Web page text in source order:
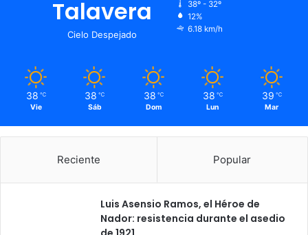
Talavera
Cielo Despejado
38º - 32º
12%
6.18 km/h
38 ℃
Vie
38 ℃
Sáb
38 ℃
Dom
38 ℃
Lun
39 ℃
Mar
Reciente Popular
Luis Asensio Ramos, el Héroe de
Nador: resistencia durante el asedio